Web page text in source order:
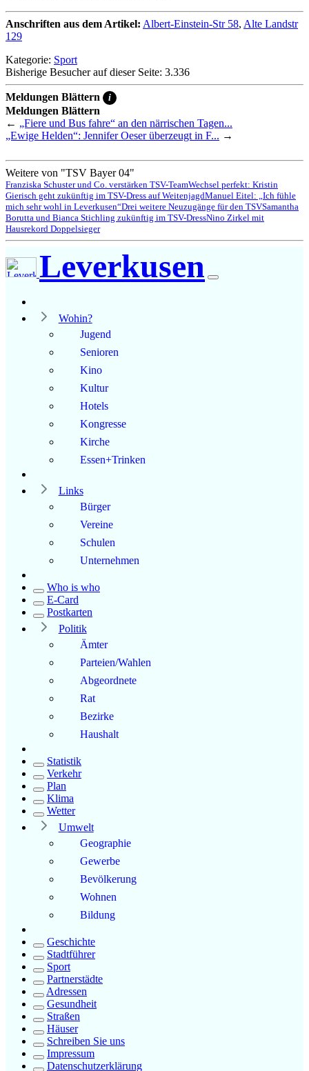
Anschriften aus dem Artikel: Albert-Einstein-Str 58, Alte Landstr
129
Kategorie: Sport
Bisherige Besucher auf dieser Seite: 3.336
Meldungen Blättern i
Meldungen Blättern
← „Fiere und Bus fahre“ an den närrischen Tagen...
„Ewige Helden“: Jennifer Oeser überzeugt in F... →
Weitere von "TSV Bayer 04"
Franziska Schuster und Co. verstärken TSV-TeamWechsel perfekt: Kristin
Gierisch geht zukünftig im TSV-Dress auf WeitenjagdManuel Eitel: „Ich fühle
mich sehr wohl in Leverkusen“Drei weitere Neuzugänge für den TSVSamantha
Borutta und Bianca Stichling zukünftig im TSV-DressNino Zirkel mit
Hausrekord Doppelsieger
Leverkusen
Wohin?
Jugend
Senioren
Kino
Kultur
Hotels
Kongresse
Kirche
Essen+Trinken
Links
Bürger
Vereine
Schulen
Unternehmen
Who is who
E-Card
Postkarten
Politik
Ämter
Parteien/Wahlen
Abgeordnete
Rat
Bezirke
Haushalt
Statistik
Verkehr
Plan
Klima
Wetter
Umwelt
Geographie
Gewerbe
Bevölkerung
Wohnen
Bildung
Geschichte
Stadtführer
Sport
Partnerstädte
Adressen
Gesundheit
Straßen
Häuser
Schreiben Sie uns
Impressum
Datenschutzerklärung